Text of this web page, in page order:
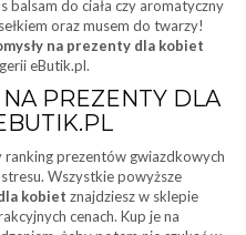
balsam do ciała czy aromatyczny
oraz musem do twarzy!
na prezenty dla kobiet
eButik.pl.
PREZENTY DLA
ranking prezentów gwiazdkowych
Wszystkie powyższe
kobiet znajdziesz w sklepie
cenach. Kup je na